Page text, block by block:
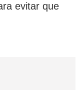
evitar que